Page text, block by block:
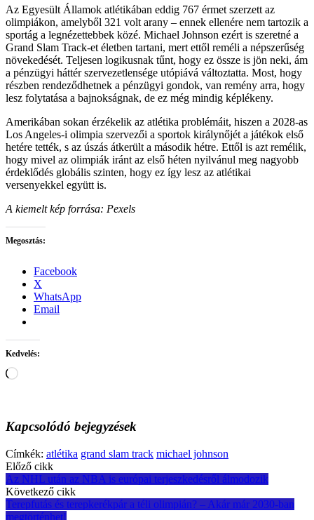
Az Egyesült Államok atlétikában eddig 767 érmet szerzett az
olimpiákon, amelyből 321 volt arany – ennek ellenére nem tartozik a
sportág a legnézettebbek közé. Michael Johnson ezért is szeretné a
Grand Slam Track-et életben tartani, mert ettől reméli a népszerűség
növekedését. Teljesen logikusnak tűnt, hogy ez össze is jön neki, ám
a pénzügyi háttér szervezetlensége utópiává változtatta. Most, hogy
részben rendeződhetnek a pénzügyi gondok, van remény arra, hogy
lesz folytatása a bajnokságnak, de ez még mindig képlékeny.
Amerikában sokan érzékelik az atlétika problémáit, hiszen a 2028-as
Los Angeles-i olimpia szervezői a sportok királynőjét a játékok első
hetére tették, s az úszás átkerült a második hétre. Ettől is azt remélik,
hogy mivel az olimpiák iránt az első héten nyilvánul meg nagyobb
érdeklődés globális szinten, hogy ez így lesz az atlétikai
versenyekkel együtt is.
A kiemelt kép forrása: Pexels
Megosztás:
Facebook
X
WhatsApp
Email
Kedvelés:
Loading…
Kapcsolódó bejegyzések
Címkék: atlétika grand slam track michael johnson
Post
navigation
Előző cikk
Az NHL után az NBA is európai terjeszkedésről álmodozik
Következő cikk
Terepfutás és terepkerékpár a téli olimpián? – Akár már 2030-ban
megtörténhet!